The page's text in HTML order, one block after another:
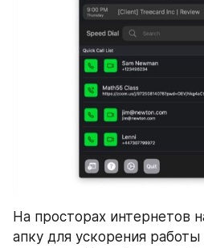
На просторах интернетов
апку для ускорения